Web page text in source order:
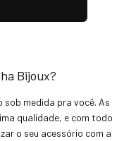
Bijoux?
sob medida pra você. As
qualidade, e com todo
o seu acessório com a